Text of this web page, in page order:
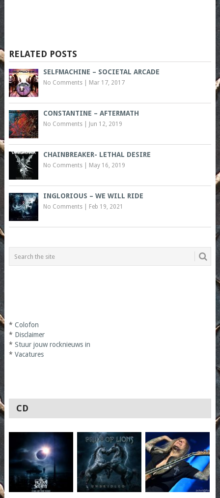
RELATED POSTS
SELFMACHINE – SOCIETAL ARCADE
No Comments| Mar 17, 2017
CONSTANTINE – AFTERMATH
No Comments| Jun 12, 2019
CHAINBREAKER- LETHAL DESIRE
No Comments| May 16, 2019
INGLORIOUS – WE WILL RIDE
No Comments| Feb 19, 2021
* Colofon
* Disclaimer
* Stuur jouw rocknieuws in
* Vacatures
CD